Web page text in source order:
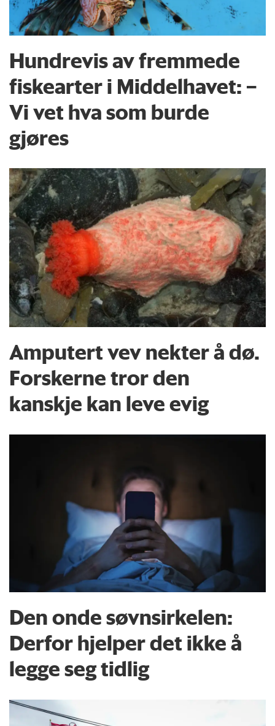
Hundrevis av fremmede
fiskearter i Middelhavet: –
Vi vet hva som burde
gjøres
Amputert vev nekter å dø.
Forskerne tror den
kanskje kan leve evig
Den onde søvnsirkelen:
Derfor hjelper det ikke å
legge seg tidlig